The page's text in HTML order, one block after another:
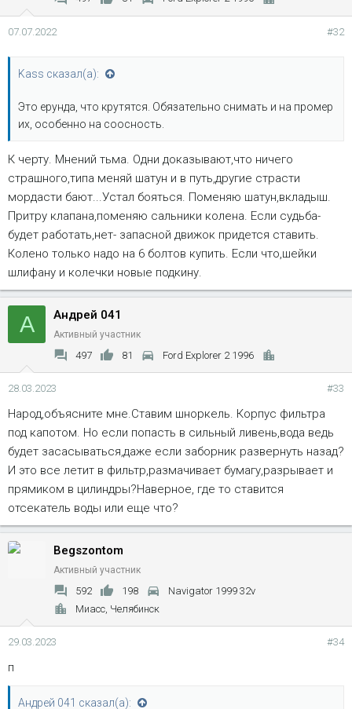
07.07.2022 #32
Kass сказал(а):
Это ерунда, что крутятся. Обязательно снимать и на промер
их, особенно на соосность.
К черту. Мнений тьма. Одни доказывают,что ничего
страшного,типа меняй шатун и в путь,другие страсти
мордасти бают...Устал бояться. Поменяю шатун,вкладыш.
Притру клапана,поменяю сальники колена. Если судьба-
будет работать,нет- запасной движок придется ставить.
Колено только надо на 6 болтов купить. Если что,шейки
шлифану и колечки новые подкину.
А Андрей 041
Активный участник
497 81 Ford Explorer 2 1996
28.03.2023 #33
Народ,объясните мне.Ставим шноркель. Корпус фильтра
под капотом. Но если попасть в сильный ливень,вода ведь
будет засасываться,даже если заборник развернуть назад?
И это все летит в фильтр,размачивает бумагу,разрывает и
прямиком в цилиндры?Наверное, где то ставится
отсекатель воды или еще что?
Begszontom
Активный участник
592 198
Navigator 1999 32v
Миасс, Челябинск
29.03.2023 #34
п
Андрей 041 сказал(а):